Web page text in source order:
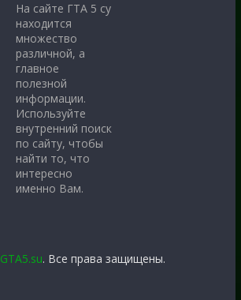
На сайте ГТА 5 су
находится
множество
различной, а
главное
полезной
информации.
Используйте
внутренний поиск
по сайту, чтобы
найти то, что
интересно
именно Вам.
GTA5.su. Все права защищены.